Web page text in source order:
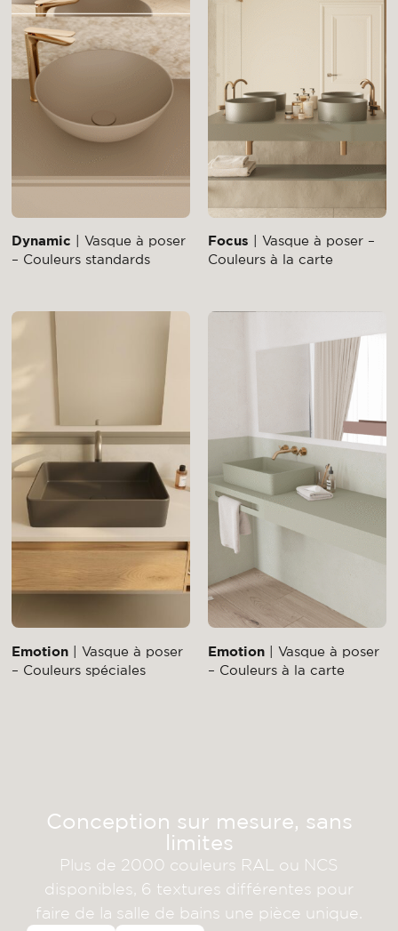
Dynamic | Vasque à poser
– Couleurs standards
Focus | Vasque à poser –
Couleurs à la carte
Emotion | Vasque à poser
– Couleurs spéciales
Emotion | Vasque à poser
– Couleurs à la carte
Conception sur mesure, sans
limites
Plus de 2000 couleurs RAL ou NCS
disponibles, 6 textures différentes pour
faire de la salle de bains une pièce unique.